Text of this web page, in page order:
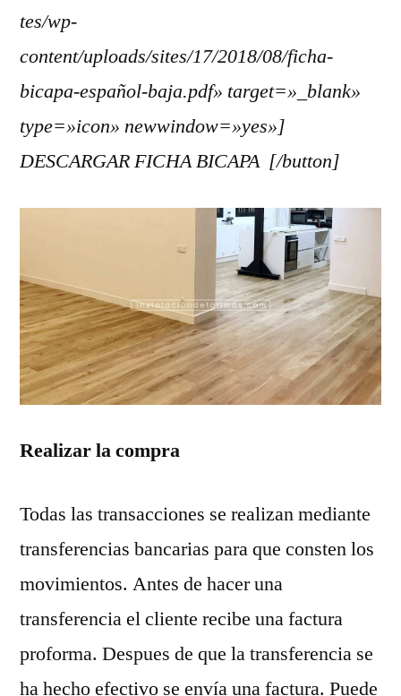
tes/wp-
content/uploads/sites/17/2018/08/ficha-
bicapa-español-baja.pdf» target=»_blank»
type=»icon» newwindow=»yes»]
DESCARGAR FICHA BICAPA [/button]
Realizar la compra
Todas las transacciones se realizan mediante
transferencias bancarias para que consten los
movimientos. Antes de hacer una
transferencia el cliente recibe una factura
proforma. Despues de que la transferencia se
ha hecho efectivo se envía una factura. Puede